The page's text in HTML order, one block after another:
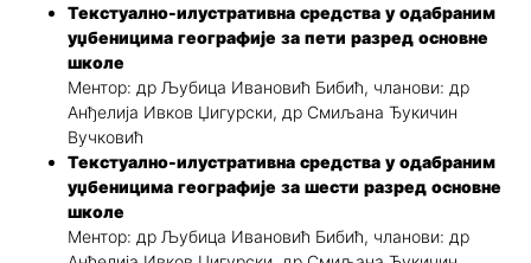
Текстуално-илустративна средства у одабраним
уџбеницима географије за пети разред основне
школе
Ментор: др Љубица Ивановић Бибић, чланови: др
Анђелија Ивков Џигурски, др Смиљана Ђукичин
Вучковић
Текстуално-илустративна средства у одабраним
уџбеницима географије за шести разред основне
школе
Ментор: др Љубица Ивановић Бибић, чланови: др